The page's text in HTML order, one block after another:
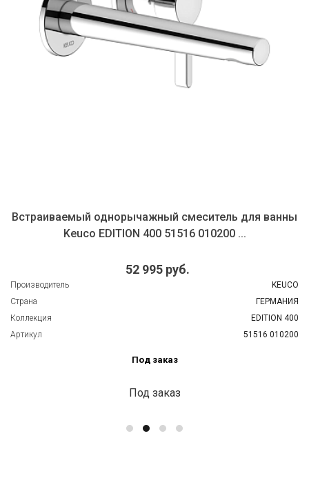
Встраиваемый однорычажный смеситель для ванны
Keuco EDITION 400 51516 010200 ...
52 995 руб.
Производитель
KEUCO
Страна
ГЕРМАНИЯ
Коллекция
EDITION 400
Артикул
51516 010200
Под заказ
Под заказ